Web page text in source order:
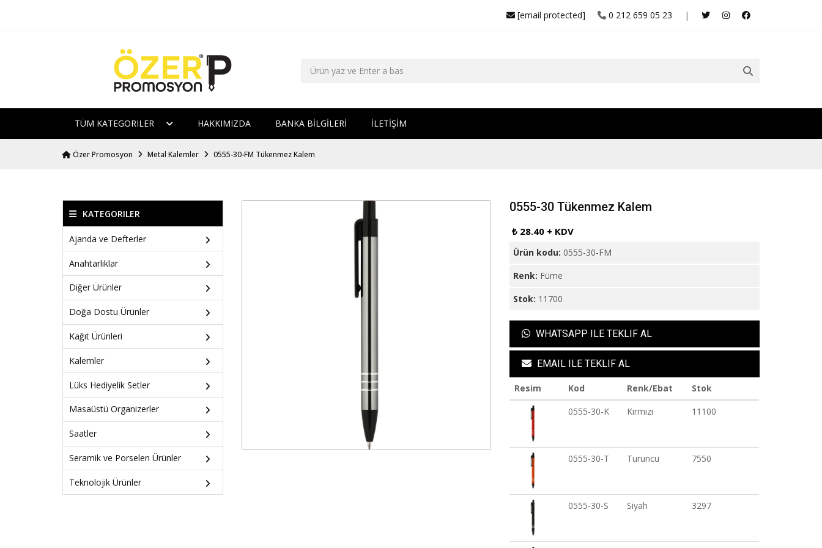
|
0 212 659 05 23
[email protected]
TÜM KATEGORILER HAKKIMIZDA BANKA BİLGİLERİ İLETİŞİM
Özer Promosyon Metal Kalemler 0555-30-FM Tükenmez Kalem
KATEGORILER
Ajanda ve Defterler
Anahtarlıklar
Diğer Ürünler
Doğa Dostu Ürünler
Kağıt Ürünleri
Kalemler
Lüks Hediyelik Setler
Masaüstü Organizerler
Saatler
Seramik ve Porselen Ürünler
Teknolojik Ürünler
0555-30 Tükenmez Kalem
₺ 28.40 + KDV
Ürün kodu: 0555-30-FM
Renk: Füme
Stok: 11700
WHATSAPP ILE TEKLIF AL
EMAIL ILE TEKLIF AL
Resim Kod Renk/Ebat
Stok
0555-30-K
Kırmızı 11100
0555-30-T Turuncu 7550
0555-30-S Siyah 3297